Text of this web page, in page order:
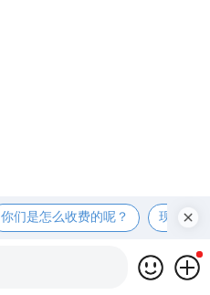
你们是怎么收费的呢？ 现在有